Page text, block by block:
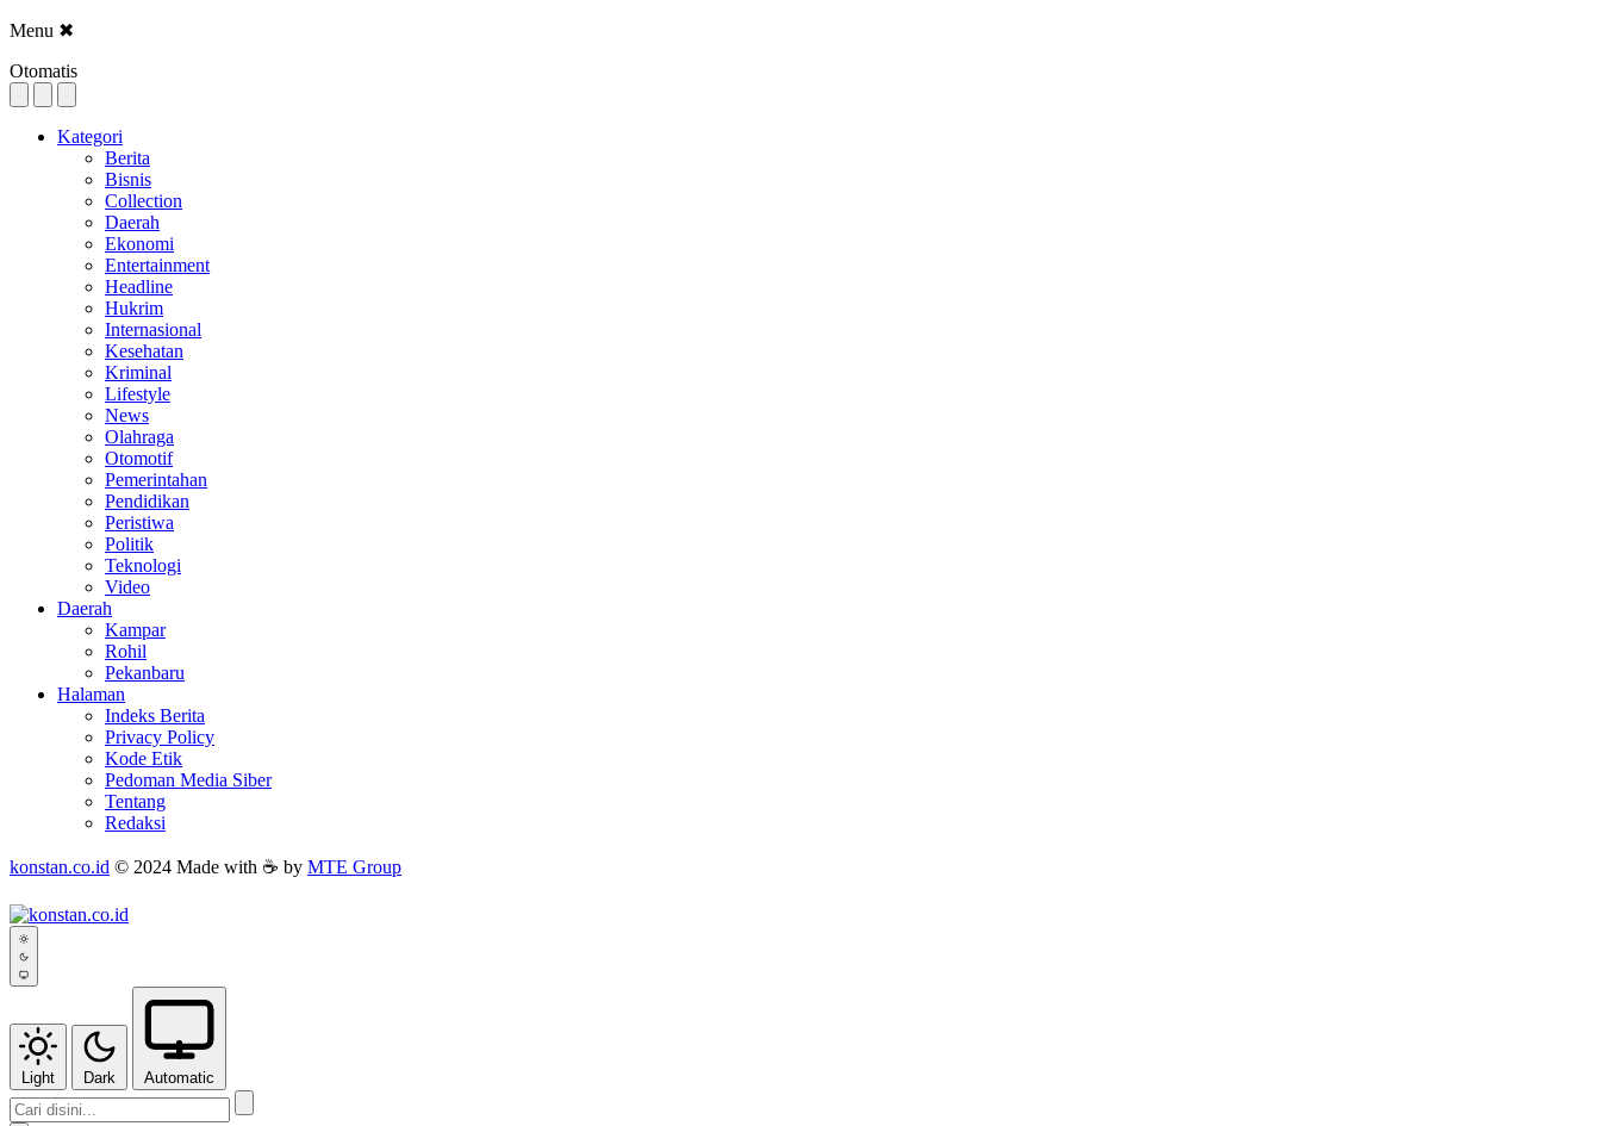
Menu ✖
Otomatis
Kategori
Berita
Bisnis
Collection
Daerah
Ekonomi
Entertainment
Headline
Hukrim
Internasional
Kesehatan
Kriminal
Lifestyle
News
Olahraga
Otomotif
Pemerintahan
Pendidikan
Peristiwa
Politik
Teknologi
Video
Daerah
Kampar
Rohil
Pekanbaru
Halaman
Indeks Berita
Privacy Policy
Kode Etik
Pedoman Media Siber
Tentang
Redaksi
konstan.co.id © 2024 Made with ☕ by MTE Group
Light Dark Automatic